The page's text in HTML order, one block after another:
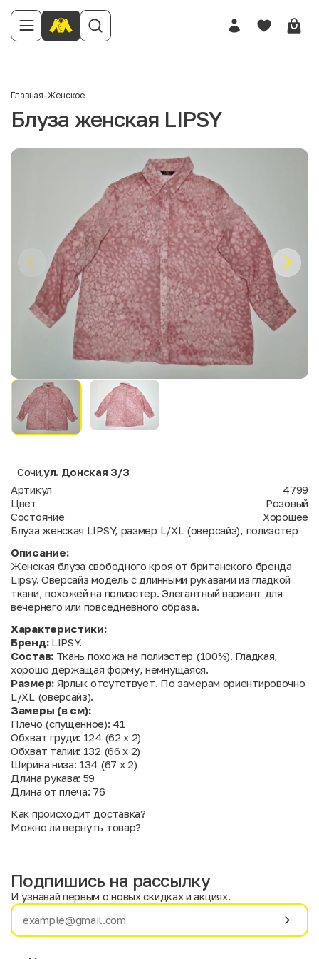
Главная-Женское
Блуза женская LIPSY
Сочи ул. Донская 3/3
Артикул
4799
Цвет
Розовый
Состояние
Хорошее
Блуза женская LIPSY, размер L/XL (оверсайз), полиэстер
Описание:
Женская блуза свободного кроя от британского бренда
Lipsy. Оверсайз модель с длинными рукавами из гладкой
ткани, похожей на полиэстер. Элегантный вариант для
вечернего или повседневного образа.
Характеристики:
Бренд:LIPSY.
Состав:Ткань похожа на полиэстер (100%). Гладкая,
хорошо держащая форму, немнущаяся.
Размер:Ярлык отсутствует. По замерам ориентировочно
L/XL (оверсайз).
Замеры (в см):
Плечо (спущенное): 41
Обхват груди: 124 (62 х 2)
Обхват талии: 132 (66 х 2)
Ширина низа: 134 (67 х 2)
Длина рукава: 59
Длина от плеча: 76
Как происходит доставка?
Можно ли вернуть товар?
Имя
Подпишись на рассылку
И узнавай первым о новых скидках и акциях.